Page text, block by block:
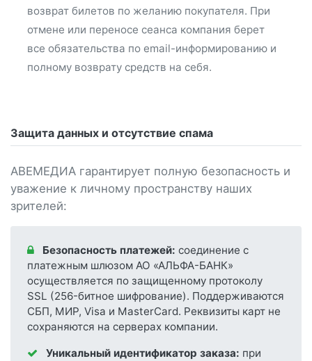
возврат билетов по желанию покупателя. При
отмене или переносе сеанса компания берет
все обязательства по email-информированию и
полному возврату средств на себя.
Защита данных и отсутствие спама
АВЕМЕДИА гарантирует полную безопасность и
уважение к личному пространству наших
зрителей:
Безопасность платежей: соединение с
платежным шлюзом АО «АЛЬФА-БАНК»
осуществляется по защищенному протоколу
SSL (256-битное шифрование). Поддерживаются
СБП, МИР, Visa и MasterCard. Реквизиты карт не
сохраняются на серверах компании.
Уникальный идентификатор заказа: при